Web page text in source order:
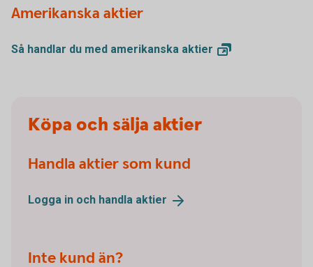
Amerikanska aktier
Så handlar du med amerikanska aktier
Köpa och sälja aktier
Handla aktier som kund
Logga in och handla aktier
Inte kund än?